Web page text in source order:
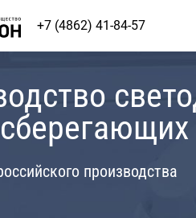
+7 (4862) 41-84-57
производства